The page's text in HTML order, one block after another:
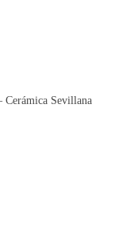
Cerámica Sevillana